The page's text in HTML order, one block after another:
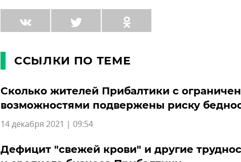
ССЫЛКИ ПО ТЕМЕ
Сколько жителей Прибалтики с
возможностями подвержены риску
14 декабря 2021 | 09:54
Дефицит "свежей крови" и другие